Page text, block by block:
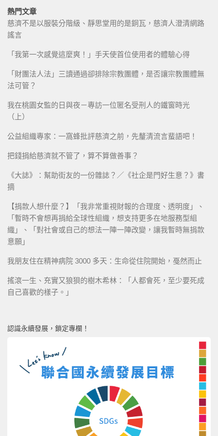
熱門文章
慈濟不是以服裝分階級、靜思堂用的是銅瓦，慈濟人澄清網路
謠言
「我第一次感覺這麼爽！」手天使首位使用者的體驗心得
「財團法人法」三讀通過卻排除宗教團體，是否讓宗教團體無
法可管？
我在桃園女監的日與夜－專訪一位匿名受刑人的鐵窗時光
（上）
公益組織專家：一窩蜂批評慈濟之前，先釐清流言蜚語吧！
把錢捐給慈濟就不管了，算不算做善事？
《大誌》：幫助街友的一份雜誌？／《社企是門好生意？》書
摘
【捐款人想什麼？】「我非常重視財報的合理度、透明度」、
「暫時不會想再捐給全球性組織，想支持更多在地服務型組
織」、「對社會或自己的想法一陣一陣改變，讓我暫時無捐款
意願」
我朋友住在精神病院 3000 多天：生命從住院開始，戞然而止
搖滾一生、充實又狼狽的樹木希林：「人都會死，至少要死成
自己喜歡的樣子。」
認識永續發展，鎖定專欄！